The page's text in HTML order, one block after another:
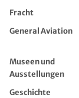
Fracht
General Aviation
Museen und
Ausstellungen
Geschichte